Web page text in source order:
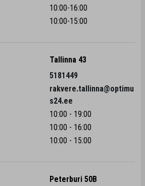
10:00-16:00
10:00-15:00
Tallinna 43
5181449
rakvere.tallinna@optimu
s24.ee
10:00 - 19:00
10:00 - 16:00
10:00 - 15:00
Peterburi 50B